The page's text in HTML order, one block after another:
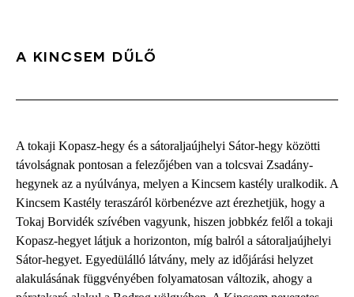
A KINCSEM DŰLŐ
A tokaji Kopasz-hegy és a sátoraljaújhelyi Sátor-hegy közötti
távolságnak pontosan a felezőjében van a tolcsvai Zsadány-
hegynek az a nyúlványa, melyen a Kincsem kastély uralkodik. A
Kincsem Kastély teraszáról körbenézve azt érezhetjük, hogy a
Tokaj Borvidék szívében vagyunk, hiszen jobbkéz felől a tokaji
Kopasz-hegyet látjuk a horizonton, míg balról a sátoraljaújhelyi
Sátor-hegyet. Egyedülálló látvány, mely az időjárási helyzet
alakulásának függvényében folyamatosan változik, ahogy a